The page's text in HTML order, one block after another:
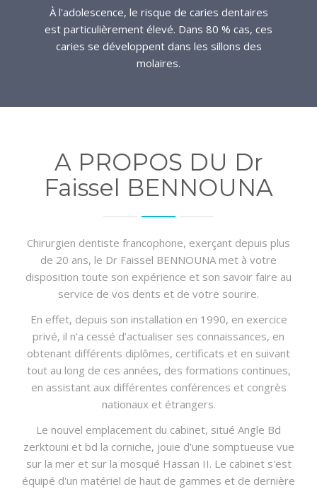
À l'adolescence, le risque de caries dentaires
est particulièrement élevé. Dans 80 % cas, ces
caries se développent dans les sillons des
molaires.
A PROPOS DU Dr
Faissel BENNOUNA
Chirurgien dentiste francophone, exerçant depuis plus
de 20 ans, le Dr Faissel BENNOUNA met à votre
disposition toute son expérience et son savoir faire au
service de vos dents et de votre sourire.
En effet, depuis son installation en 1990, en exercice
privé, il n’a cessé d’actualiser ses connaissances, en
obtenant différents diplômes, certificats et en suivant
tout au long de ces années, des formations continues,
en assistant aux différentes conférences et congrès
nationaux et étrangers.
Le nouvel emplacement du cabinet, situé Angle Bd
zerktouni et bd la corniche, jouie d'une somptueuse vue
sur la mer et sur la mosqué Hassan II. Le cabinet s'est
équipé d'un matériel de haut de gammes et de dernière